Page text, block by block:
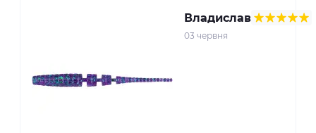
Владислав
03 червня